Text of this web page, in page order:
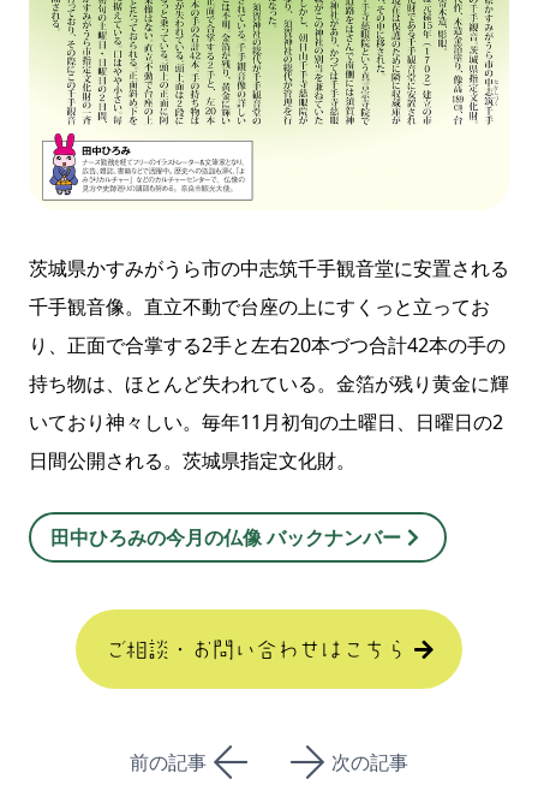
茨城県かすみがうら市の中志筑千手観音堂に安置される
千手観音像。直立不動で台座の上にすくっと立ってお
り、正面で合掌する2手と左右20本づつ合計42本の手の
持ち物は、ほとんど失われている。金箔が残り黄金に輝
いており神々しい。毎年11月初旬の土曜日、日曜日の2
日間公開される。茨城県指定文化財。
田中ひろみの今月の仏像 バックナンバー
ご相談・お問い合わせはこちら
前の記事 次の記事